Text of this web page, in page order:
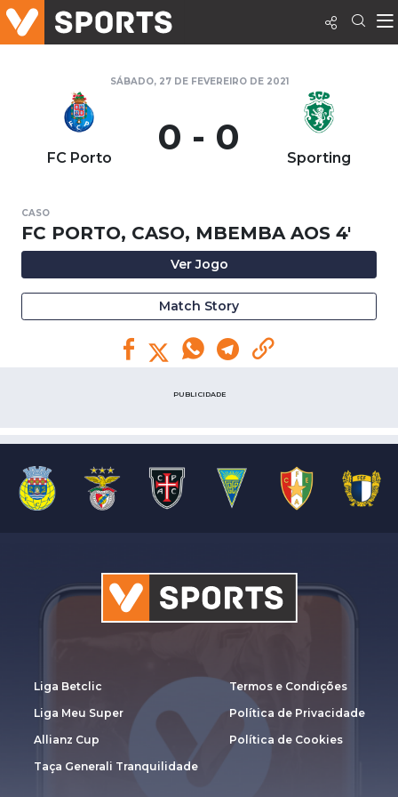
SÁBADO, 27 DE FEVEREIRO DE 2021
FC Porto 0 - 0 Sporting
CASO
FC PORTO, CASO, MBEMBA AOS 4'
Ver Jogo
Match Story
PUBLICIDADE
Liga Betclic
Liga Meu Super
Allianz Cup
Taça Generali Tranquilidade
Termos e Condições
Política de Privacidade
Política de Cookies